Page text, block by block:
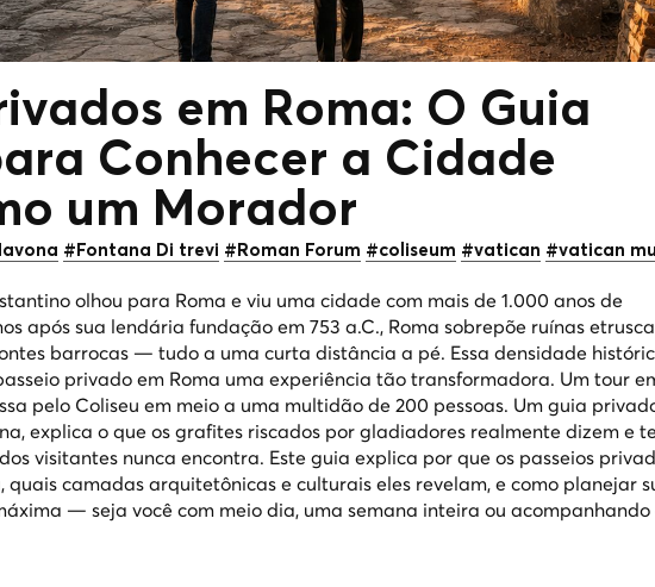
em Roma: O Guia
Conhecer a Cidade
um Morador
#Fontana Di trevi #Roman Forum #coliseum #vatican #vatican
olhou para Roma e viu uma cidade com mais de 1.000 anos de
após sua lendária fundação em 753 a.C., Roma sobrepõe ruínas
barrocas — tudo a uma curta distância a pé. Essa densidade
privado em Roma uma experiência tão transformadora. Um tour
pelo Coliseu em meio a uma multidão de 200 pessoas. Um guia
explica o que os grafites riscados por gladiadores realmente dizem e te
visitantes nunca encontra. Este guia explica por que os passeios
quais camadas arquitetônicas e culturais eles revelam, e como planejar
— seja você com meio dia, uma semana inteira ou acompanhando